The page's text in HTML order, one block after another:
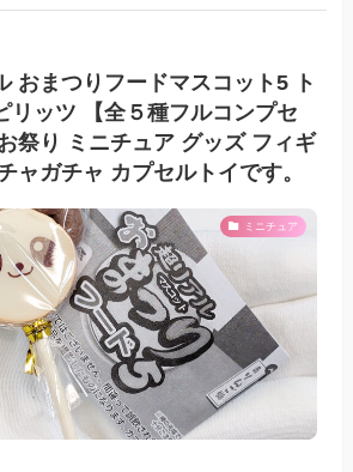
おまつりフードマスコット5 ト
リッツ 【全５種フルコンプセ
祭り ミニチュア グッズ フィギ
ャガチャ カプセルトイです。
ミニチュア